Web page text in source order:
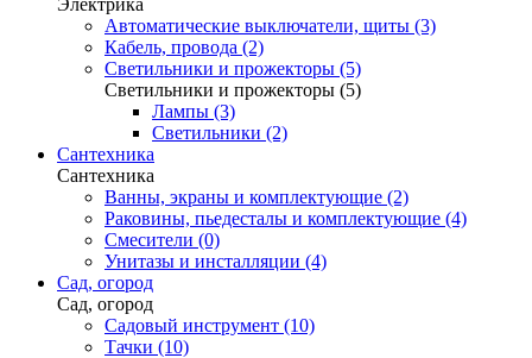
Автоматические выключатели, щиты (3)
Кабель, провода (2)
Светильники и прожекторы (5)
Светильники и прожекторы (5)
Лампы (3)
Светильники (2)
Сантехника
Сантехника
Ванны, экраны и комплектующие (2)
Раковины, пьедесталы и комплектующие (4)
Смесители (0)
Унитазы и инсталляции (4)
Сад, огород
Сад, огород
Садовый инструмент (10)
Тачки (10)